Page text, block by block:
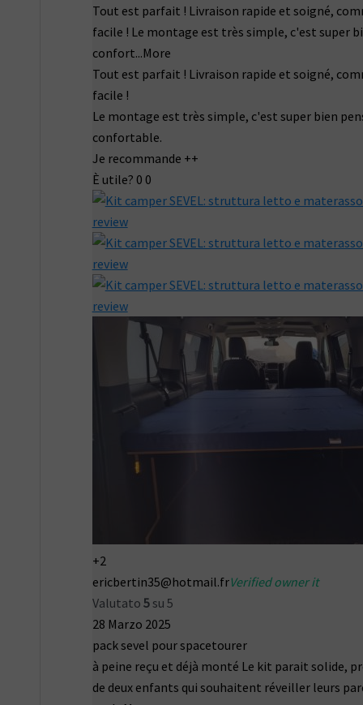
Tout est parfait ! Livraison rapide et soigné,
facile ! Le montage est très simple, c'est super
confort...More
Tout est parfait ! Livraison rapide et soigné,
facile !
Le montage est très simple, c'est super bien
confortable.
Je recommande ++
È utile? 0 0
+2
ericbertin35@hotmail.frVerified owner it
Valutato 5su 5
28 Marzo 2025
pack sevel pour spacetourer
à peine reçu et déjà monté Le kit parait solide,
de deux enfants qui souhaitent réveiller leurs